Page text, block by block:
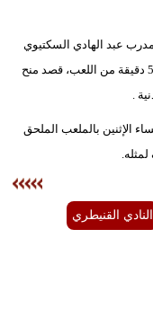
علوم
وتكنولوجيا
أبراج
عبد الهادي السكتيوي
إلى مجموعتين، حيث شاركت كل مجموعة لمدة 50 دقيقة من اللعب، قصد منح
.
الإثنين بالملعب الملحق
النادي القنيطري